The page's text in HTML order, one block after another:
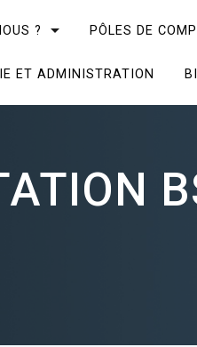
? PÔLES DE
ET ADMINISTRATION